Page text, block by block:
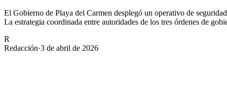
El Gobierno de Playa del Carmen desplegó un operativo de
La estrategia coordinada entre autoridades de los tres órdenes de
R
Redacción·3 de abril de 2026